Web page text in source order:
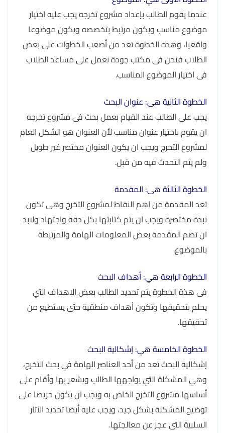
عندما يقوم الطالب بإعداد مشروع تخرجه يجب عليه اختيار
موضوع مناسب ويكون مرتبط بتخصصه ويكون موضوعا
واقعيا، وهذه الخطوة تعد من أصعب الخطوات على بعض
الطلاب فنحن فى مكتب جودة نعمل على مساعد الطلاب
فى اختيار الموضوع المناسب.
الخطوة الثانية هى: عنوان البحث
يجب على الطالب عند القيام بعمل بحث فى مشروع تخرجه
ان يقوم باختيار عنوان مناسب لأن العنوان هو الشكل العام
لمشروع التخرج ويجب ان يكون العنوان مختصر غير طويل
ولم يتم التحدث فيه من قبل.
الخطوة الثالثة هى: المقدمة
تعد المقدمة من اهم النقاط لمشروع التخرج وهى تكون
نبذة مختصرة ويجب ان يتم كتابتها بكل دقة واجتهاد ولابد
ان تضم المقدمة بعض المعلومات الهامة والمرتبطة
بالموضوع.
الخطوة الرابعة هي: أهداف البحث
فى هذة الخطوة يتم تحديد الطالب بعض الاهداف التي
يحلم بتحقيقها وتكون أهداف منطقية حتى يستطيع من
تحقيقها.
الخطوة الخامسة هي: إشكالية البحث
إشكالية البحث تعد من أحد العناصر الهامة في بحث التخرج،
وهي المشكلة التي يواجهها الطالب ويشعر بها وأقام على
أساسها مشروع التخرج الخاص به ويجب ان يكون حريصا على
توضيح المشكلة بشكل جيد، ويجب عليه أيضا تحديد الآثار
السلبية التى عجز عن معالجتها.